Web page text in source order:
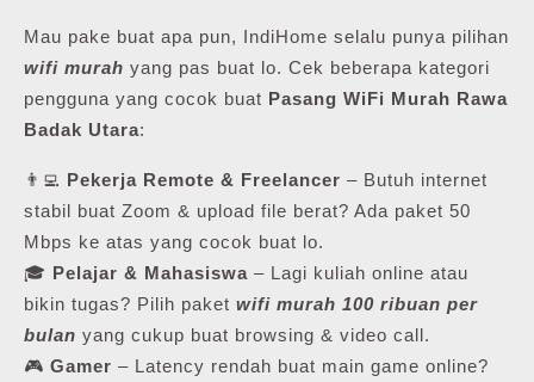
Mau pake buat apa pun, IndiHome selalu punya pilihan
wifi murah yang pas buat lo. Cek beberapa kategori
pengguna yang cocok buat Pasang WiFi Murah Rawa
Badak Utara:
👨‍💻 Pekerja Remote & Freelancer – Butuh internet
stabil buat Zoom & upload file berat? Ada paket 50
Mbps ke atas yang cocok buat lo.
🎓 Pelajar & Mahasiswa – Lagi kuliah online atau
bikin tugas? Pilih paket wifi murah 100 ribuan per
bulan yang cukup buat browsing & video call.
🎮 Gamer – Latency rendah buat main game online?